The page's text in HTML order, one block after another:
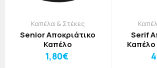
Καπέλα & Στέκες
Senior Αποκριάτικο
Καπέλο
1,80€
Serif
Καπέλο